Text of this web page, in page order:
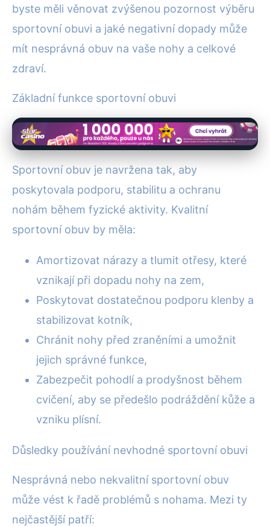
byste měli věnovat zvýšenou pozornost výběru
sportovní obuvi a jaké negativní dopady může
mít nesprávná obuv na vaše nohy a celkové
zdraví.
Základní funkce sportovní obuvi
Sportovní obuv je navržena tak, aby
poskytovala podporu, stabilitu a ochranu
nohám během fyzické aktivity. Kvalitní
sportovní obuv by měla:
Amortizovat nárazy a tlumit otřesy, které
vznikají při dopadu nohy na zem,
Poskytovat dostatečnou podporu klenby a
stabilizovat kotník,
Chránit nohy před zraněními a umožnit
jejich správné funkce,
Zabezpečit pohodlí a prodyšnost během
cvičení, aby se předešlo podráždění kůže a
vzniku plísní.
Důsledky používání nevhodné sportovní obuvi
Nesprávná nebo nekvalitní sportovní obuv
může vést k řadě problémů s nohama. Mezi ty
nejčastější patří: